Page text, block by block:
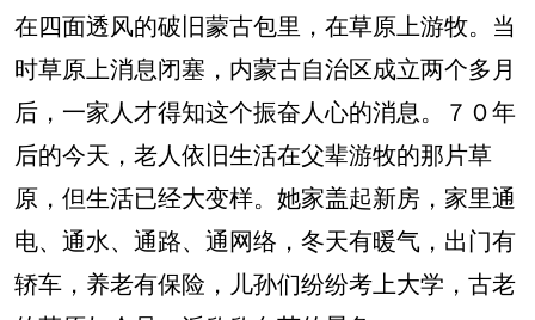
在四面透风的破旧蒙古包里，在草原上游牧。当
时草原上消息闭塞，内蒙古自治区成立两个多月
后，一家人才得知这个振奋人心的消息。７０年
后的今天，老人依旧生活在父辈游牧的那片草
原，但生活已经大变样。她家盖起新房，家里通
电、通水、通路、通网络，冬天有暖气，出门有
轿车，养老有保险，儿孙们纷纷考上大学，古老